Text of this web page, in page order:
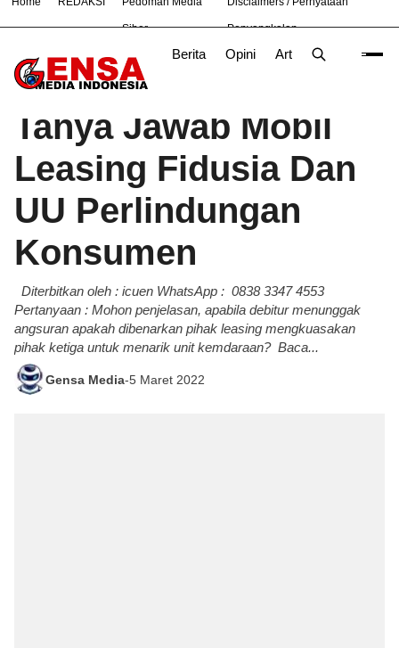
Siber Penyangkalan
Berita Opini Artikel
# Bekasi Hukum Nasional News TNI
Beranda/Berita
Tanya Jawab Mobil
Leasing Fidusia Dan
UU Perlindungan
Konsumen
Diterbitkan oleh : icuen WhatsApp : 0838 3347 4553
Pertanyaan : Mohon penjelasan, apabila debitur menunggak
angsuran apakah dibenarkan pihak leasing mengkuasakan
pihak ketiga untuk menarik unit kemdaraan? Baca...
Gensa Media-5 Maret 2022